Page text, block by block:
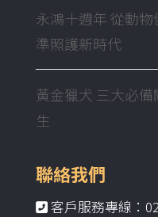
永鴻十週年 從動
準照護新時代
黃金獵犬 三大必
生
聯絡我們
客戶服務專線：